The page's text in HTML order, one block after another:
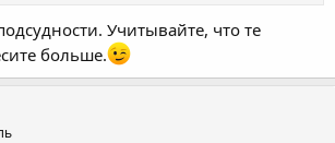
Учитывайте, что те
больше.